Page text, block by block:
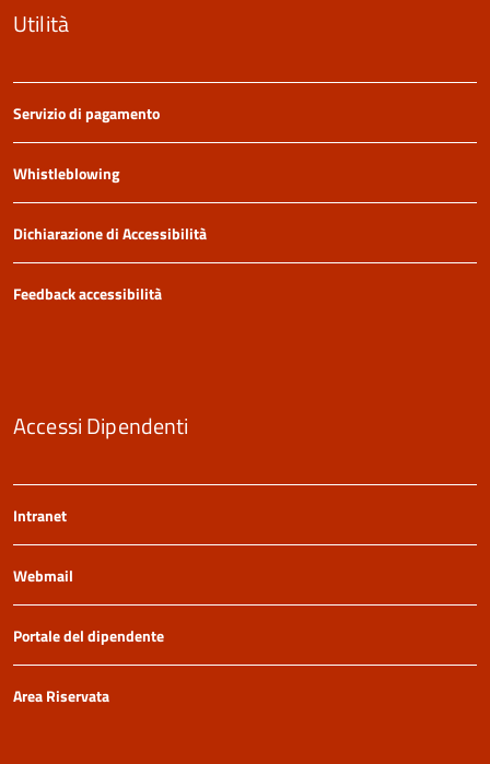
Utilità
Servizio di pagamento
Whistleblowing
Dichiarazione di Accessibilità
Feedback accessibilità
Accessi Dipendenti
Intranet
Webmail
Portale del dipendente
Area Riservata